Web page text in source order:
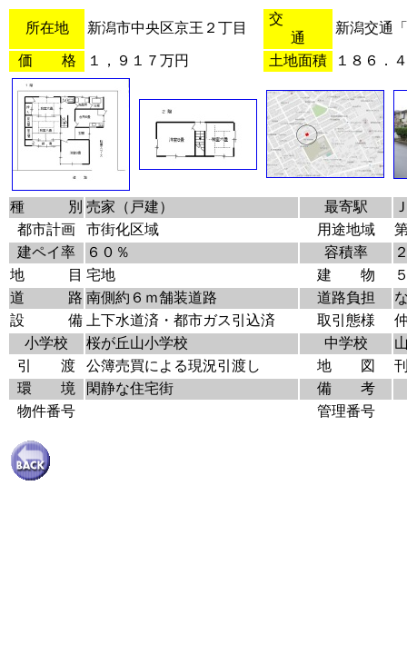
所在地 新潟市中央区京王２丁目
交
通
新潟交通
価 格 １，９１７万円 土地面積 １８６．
種 別 売家（戸建） 最寄駅
都市計画
市街化区域 用途地域
建ペイ率
６０％ 容積率
地 目 宅地 建 物
道 路 南側約６ｍ舗装道路 道路負担
設 備
上下水道済・都市ガス引込済 取引態様
小学校
桜が丘山小学校 中学校
引 渡
公簿売買による現況引渡し 地 図
環 境
閑静な住宅街
備 考
物件番号
管理番号